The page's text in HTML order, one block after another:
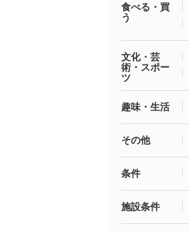
食べる・買
う
文化・芸
術・スポー
ツ
趣味・生活
その他
条件
施設条件